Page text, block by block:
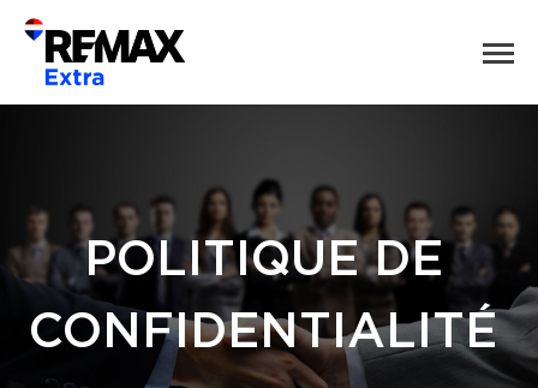
POLITIQUE DE
CONFIDENTIALITÉ